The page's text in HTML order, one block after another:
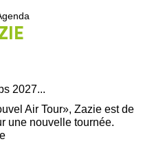
2027...
Air Tour», Zazie est de
une nouvelle tournée.